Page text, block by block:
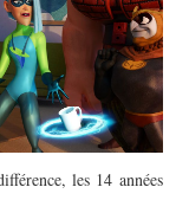
les 14 années